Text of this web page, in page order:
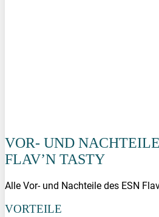
VOR- UND
FLAV’N TASTY
Alle Vor- und Nachteile des ESN
VORTEILE